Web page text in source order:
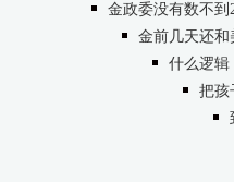
金政委没有数不
金前几天还和
什么逻辑
把孩